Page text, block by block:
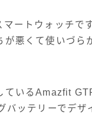
マートウォッチで
が悪くて使いづら
ているAmazfit
バッテリーでデザ